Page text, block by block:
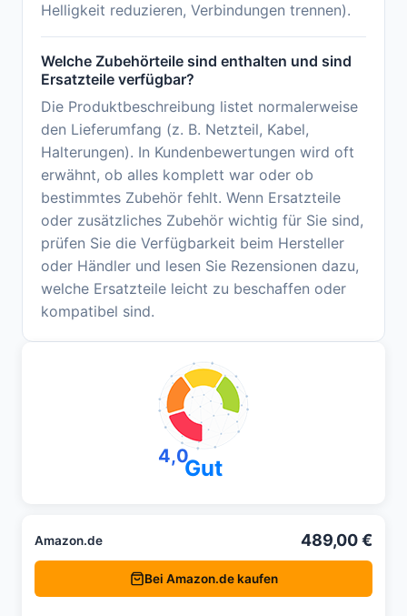
Helligkeit reduzieren, Verbindungen trennen).
Welche Zubehörteile sind enthalten und sind
Ersatzteile verfügbar?
Die Produktbeschreibung listet normalerweise
den Lieferumfang (z. B. Netzteil, Kabel,
Halterungen). In Kundenbewertungen wird oft
erwähnt, ob alles komplett war oder ob
bestimmtes Zubehör fehlt. Wenn Ersatzteile
oder zusätzliches Zubehör wichtig für Sie sind,
prüfen Sie die Verfügbarkeit beim Hersteller
oder Händler und lesen Sie Rezensionen dazu,
welche Ersatzteile leicht zu beschaffen oder
kompatibel sind.
4,0Gut
Amazon.de 489,00 €
Bei Amazon.de kaufen